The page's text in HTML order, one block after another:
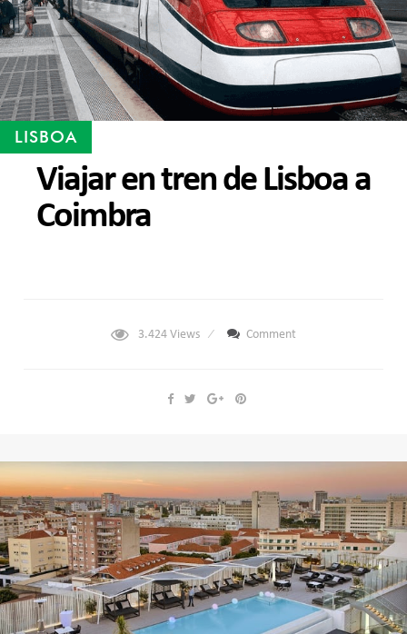
LISBOA
Viajar en tren de Lisboa a
Coimbra
3.424 Views Comment